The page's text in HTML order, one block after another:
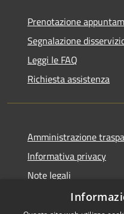
Prenotazione
Segnalazione
Leggi le FAQ
Richiesta assistenza
Amministrazione
Informativa privacy
Note legali
Dichiarazione di